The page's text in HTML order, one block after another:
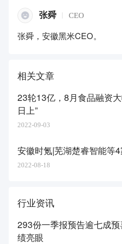
张舜 CEO
张舜，安徽黑米CEO。
相关文章
23轮13亿，8月食品融资
日上”
2022-09-03
安徽时氪|芜湖楚睿智能等
2022-08-18
行业资讯
293份一季报预告逾七成
绩亮眼